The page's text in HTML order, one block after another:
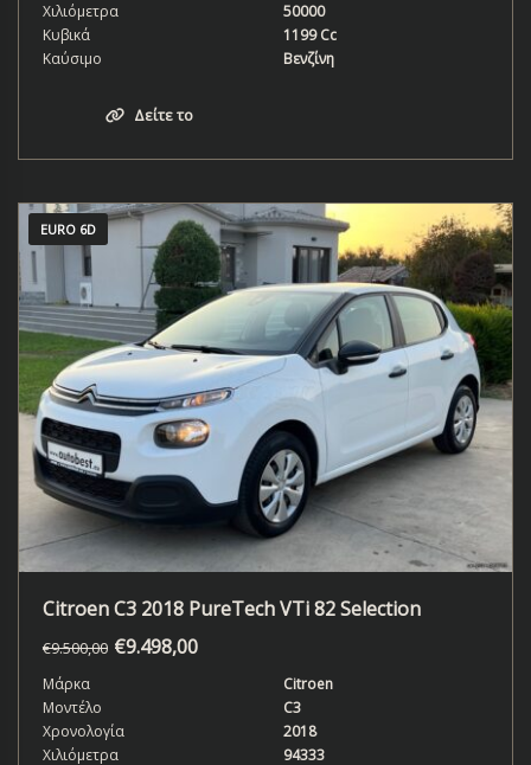
Χιλιόμετρα
50000
Κυβικά
1199 Cc
Καύσιμο
Βενζίνη
Δείτε το
EURO 6D
Citroen C3 2018 PureTech VTi 82 Selection
€9.500,00 €9.498,00
Μάρκα
Citroen
Μοντέλο
C3
Χρονολογία
2018
Χιλιόμετρα
94333